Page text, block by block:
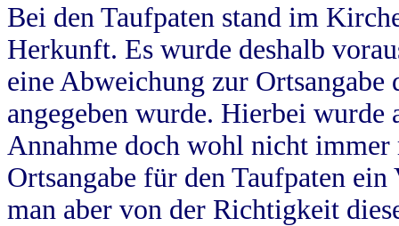
Bei den Taufpaten stand im
Herkunft. Es wurde deshalb
eine Abweichung zur
angegeben wurde. Hierbei wurde
Annahme doch wohl nicht
Ortsangabe für den Taufpaten
man aber von der Richtigkeit